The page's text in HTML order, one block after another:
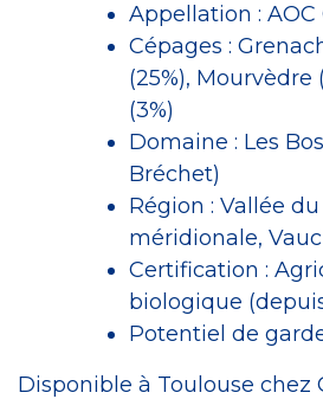
Appellation : AOC
Cépages :
(25%), Mourvèdre
(3%)
Domaine : Les
Bréchet)
Région : Vallée
méridionale,
Certification :
biologique
Potentiel de
Disponible à Toulouse chez